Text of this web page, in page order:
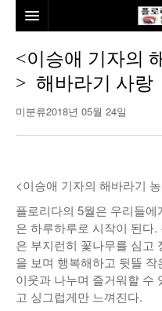
본사소개
뉴스
김명열칼럼
이명덕칼럼
김선옥칼럼
김원동칼럼
본보특집
100인선/독자광장
100인선
독자광장
여행
인근여행지
인터뷰/탐방
<이승애 기자의
> 해바라기 사랑
미분류2018년 05월 24일
<이승애 기자의 해바라기
플로리다의 5월은 우리들
은 하루하루로 시작이 된다
은 부지런히 꽃나무를 심고
을 보며 행복해하고 뒷뜰
이웃과 나누며 즐거워할 수
고 싱그럽게만 느껴진다.